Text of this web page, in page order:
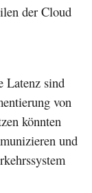
der Cloud
Latenz sind
von
könnten
und